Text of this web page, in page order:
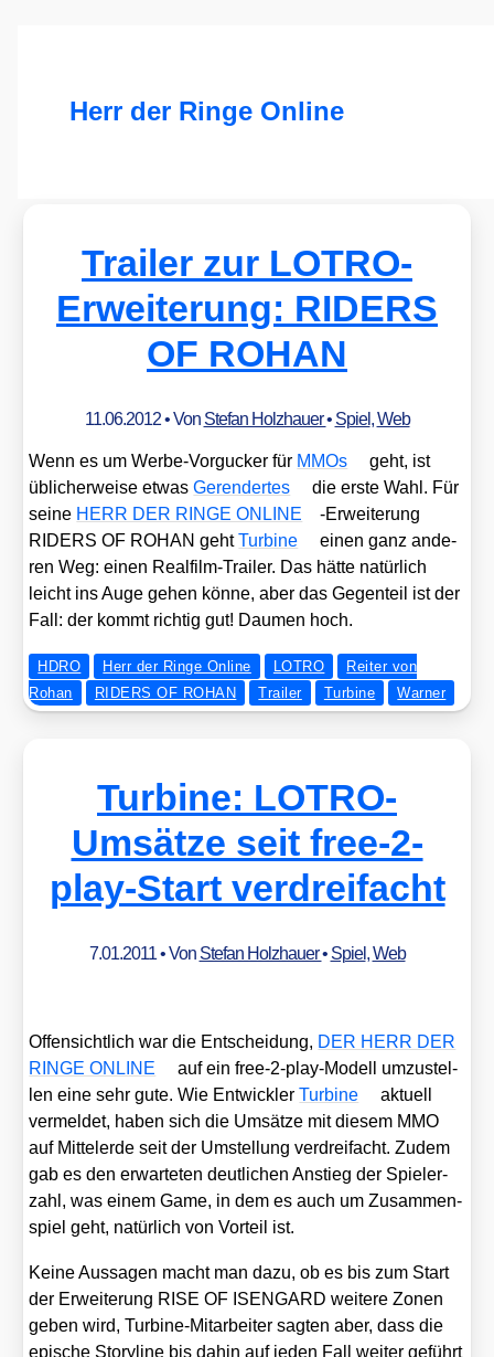
Herr der Ringe Online
Trailer zur LOTRO-
Erweiterung: RIDERS
OF ROHAN
11.06.2012• Von Stefan Holzhauer• Spiel,Web
Wenn es um Wer­be-Vor­gu­cker für MMOs
geht, ist
übli­cher­wei­se etwasGer­en­der­tes
die ers­te Wahl. Für
sei­ne HERR DER RINGE ONLINE
-Erwei­te­rung
RIDERS OF ROHAN gehtTur­bi­ne
einen ganz ande­
ren Weg: einen Real­film-Trai­ler. Das hät­te natür­lich
leicht ins Auge gehen kön­ne, aber das Gegen­teil ist der
Fall: der kommt rich­tig gut! Dau­men hoch.
HDRO Herr der Ringe Online LOTRO
Reiter von
Rohan
RIDERS OF ROHAN Trailer Turbine Warner
Turbine: LOTRO-
Umsätze seit free-2-
play-Start verdreifacht
7.01.2011• Von Stefan Holzhauer• Spiel,Web
Offen­sicht­lich war die Ent­schei­dung, DER HERR DER
RINGE ONLINE
auf ein free-2-play-Modell umzu­stel­
len eine sehr gute. Wie Ent­wick­lerTur­bi­ne
aktu­ell
ver­mel­det, haben sich die Umsät­ze mit die­sem MMO
auf Mit­tel­er­de seit der Umstel­lung ver­drei­facht. Zudem
gab es den erwar­te­ten deut­li­chen Anstieg der Spie­ler­
zahl, was einem Game, in dem es auch um Zusam­men­
spiel geht, natür­lich von Vor­teil ist.
Kei­ne Aus­sa­gen macht man dazu, ob es bis zum Start
der Erwei­te­rung RISE OF ISENGARD wei­te­re Zonen
geben wird, Tur­bi­ne-Mit­ar­bei­ter sag­ten aber, dass die
epi­sche Sto­ry­line bis dahin auf jeden Fall wei­ter geführt